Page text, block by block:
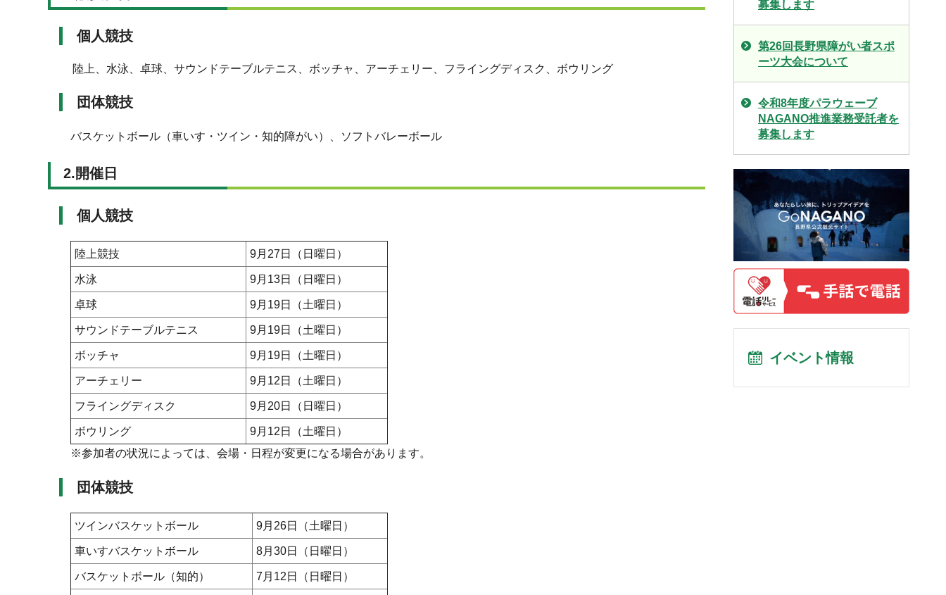
個人競技
陸上、水泳、卓球、サウンドテーブルテニス、ボッチャ、アーチェリー、フライングディスク、ボウリング
団体競技
バスケットボール（車いす・ツイン・知的障がい）、ソフトバレーボール
2.開催日
個人競技
陸上競技 9月27日（日曜日）
水泳 9月13日（日曜日）
卓球 9月19日（土曜日）
サウンドテーブルテニス 9月19日（土曜日）
ボッチャ 9月19日（土曜日）
アーチェリー 9月12日（土曜日）
フライングディスク 9月20日（日曜日）
ボウリング
9月12日（土曜日）
※参加者の状況によっては、会場・日程が変更になる場合があります。
団体競技
ツインバスケットボール 9月26日（土曜日）
車いすバスケットボール 8月30日（日曜日）
バスケットボール（知的） 7月12日（日曜日）
募集します
第26回長野県障がい者スポ
ーツ大会について
令和8年度パラウェーブ
NAGANO推進業務受託者を
募集します
イベント情報